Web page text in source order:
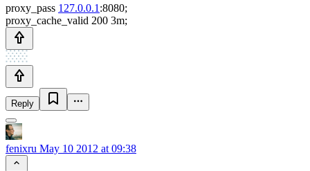
proxy_pass 127.0.0.1 :8080;
proxy_cache_valid 200 3m;
Reply
fenixru May 10 2012 at 09:38